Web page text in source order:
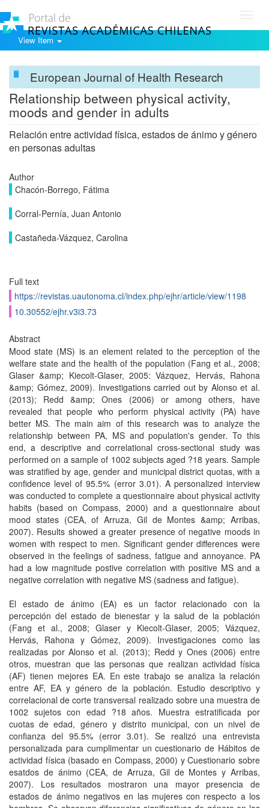
View Item
European Journal of Health Research
Relationship between physical activity,
moods and gender in adults
Relación entre actividad física, estados de ánimo y género
en personas adultas
Author
Chacón-Borrego, Fátima
Corral-Pernía, Juan Antonio
Castañeda-Vázquez, Carolina
Full text
https://revistas.uautonoma.cl/index.php/ejhr/article/view/1198
10.30552/ejhr.v3i3.73
Abstract
Mood state (MS) is an element related to the perception of the
welfare state and the health of the population (Fang et al., 2008;
Glaser &amp; Kiecolt-Glaser, 2005: Vázquez, Hervás, Rahona
&amp; Gómez, 2009). Investigations carried out by Alonso et al.
(2013); Redd &amp; Ones (2006) or among others, have
revealed that people who perform physical activity (PA) have
better MS. The main aim of this research was to analyze the
relationship between PA, MS and population's gender. To this
end, a descriptive and correlational cross-sectional study was
performed on a sample of 1002 subjects aged ?18 years. Sample
was stratified by age, gender and municipal district quotas, with a
confidence level of 95.5% (error 3.01). A personalized interview
was conducted to complete a questionnaire about physical activity
habits (based on Compass, 2000) and a questionnaire about
mood states (CEA, of Arruza, Gil de Montes &amp; Arribas,
2007). Results showed a greater presence of negative moods in
women with respect to men. Significant gender differences were
observed in the feelings of sadness, fatigue and annoyance. PA
had a low magnitude postive correlation with positive MS and a
negative correlation with negative MS (sadness and fatigue).
El estado de ánimo (EA) es un factor relacionado con la
percepción del estado de bienestar y la salud de la población
(Fang et al., 2008; Glaser y Kiecolt-Glaser, 2005; Vázquez,
Hervás, Rahona y Gómez, 2009). Investigaciones como las
realizadas por Alonso et al. (2013); Redd y Ones (2006) entre
otros, muestran que las personas que realizan actividad física
(AF) tienen mejores EA. En este trabajo se analiza la relación
entre AF, EA y género de la población. Estudio descriptivo y
correlacional de corte transversal realizado sobre una muestra de
1002 sujetos con edad ?18 años. Muestra estratificada por
cuotas de edad, género y distrito municipal, con un nivel de
confianza del 95.5% (error 3.01). Se realizó una entrevista
personalizada para cumplimentar un cuestionario de Hábitos de
actividad física (basado en Compass, 2000) y Cuestionario sobre
esatdos de ánimo (CEA, de Arruza, Gil de Montes y Arribas,
2007). Los resultados mostraron una mayor presencia de
estados de ánimo negativos en las mujeres con respecto a los